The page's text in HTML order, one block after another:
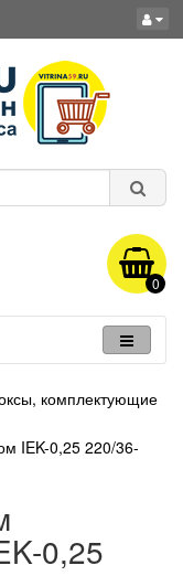
0
комплектующие
IEK-0,25 220/36-
0,25